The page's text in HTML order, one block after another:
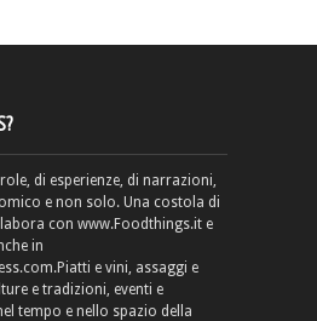
di esperienze, di narrazioni,
e non solo. Una costola di
con www.Foodthings.it e
in
e vini, assaggi e
e tradizioni, eventi e
tempo e nello spazio della